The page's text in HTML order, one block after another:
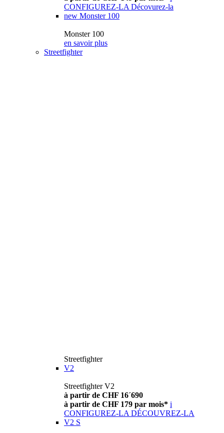
CONFIGUREZ-LA Décovurez-la
new Monster 100
Monster 100
en savoir plus
Streetfighter
Streetfighter
V2
Streetfighter V2
à partir de CHF 16´690
à partir de CHF 179 par mois* i
CONFIGUREZ-LA DÉCOUVREZ-LA
V2 S